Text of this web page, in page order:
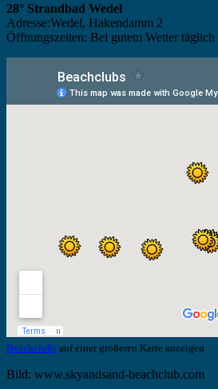
28° Strandbad Wedel
Adresse:Wedel, Hakendamm 2
Öffnungszeiten: Bei gutem Wetter
Beachclubs auf einer größeren Karte anzeigen
Bild: www.skyandsand-beachclub.com